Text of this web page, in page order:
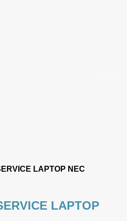
LAPTOP NEC
LAPTOP